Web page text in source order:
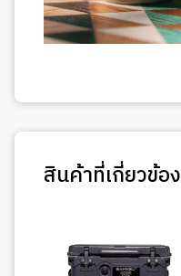
สินค้าที่เกี่ยวข้อง